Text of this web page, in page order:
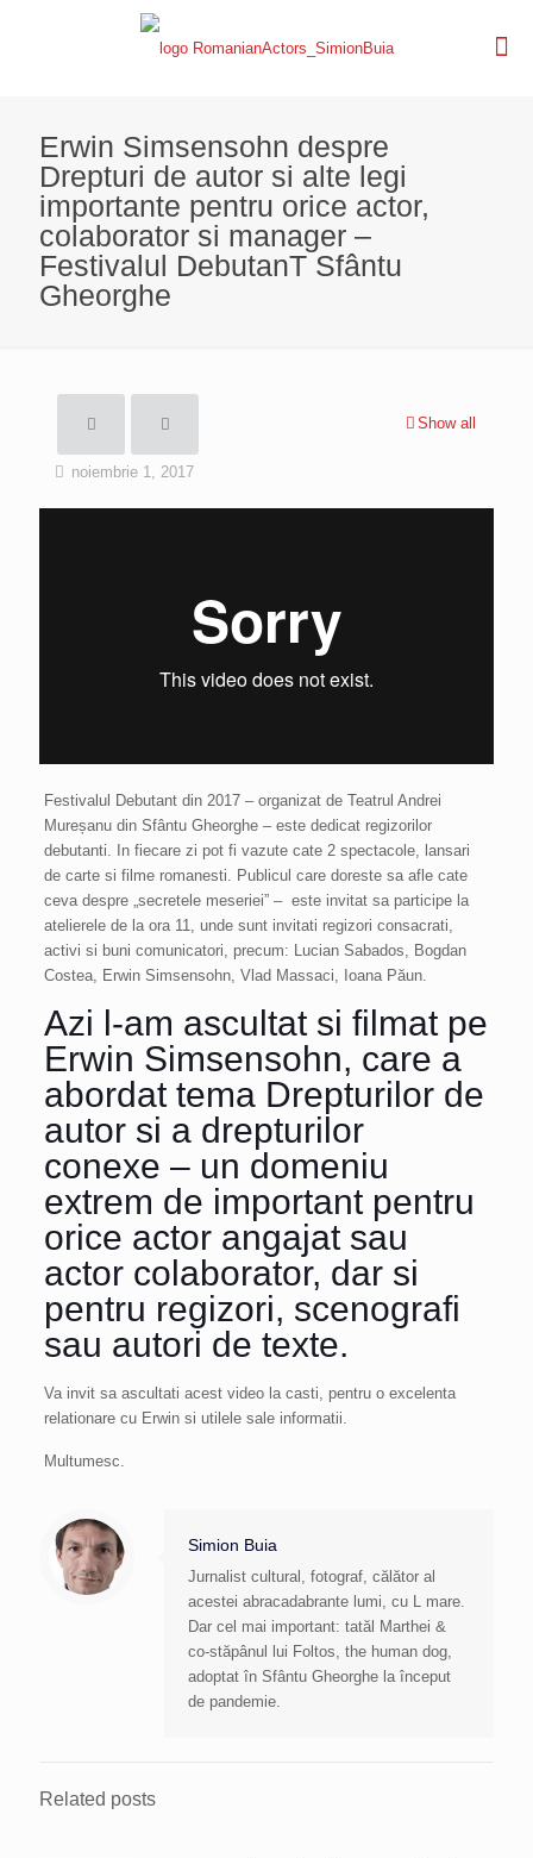
Erwin Simsensohn despre
Drepturi de autor si alte legi
importante pentru orice actor,
colaborator si manager –
Festivalul DebutanT Sfântu
Gheorghe
Show all
noiembrie 1, 2017
Festivalul Debutant din 2017 – organizat de Teatrul Andrei
Mureșanu din Sfântu Gheorghe – este dedicat regizorilor
debutanti. In fiecare zi pot fi vazute cate 2 spectacole, lansari
de carte si filme romanesti. Publicul care doreste sa afle cate
ceva despre „secretele meseriei” – este invitat sa participe la
atelierele de la ora 11, unde sunt invitati regizori consacrati,
activi si buni comunicatori, precum: Lucian Sabados, Bogdan
Costea, Erwin Simsensohn, Vlad Massaci, Ioana Păun.
Azi l-am ascultat si filmat pe
Erwin Simsensohn, care a
abordat tema Drepturilor de
autor si a drepturilor
conexe – un domeniu
extrem de important pentru
orice actor angajat sau
actor colaborator, dar si
pentru regizori, scenografi
sau autori de texte.
Va invit sa ascultati acest video la casti, pentru o excelenta
relationare cu Erwin si utilele sale informatii.
Multumesc.
Simion Buia
Jurnalist cultural, fotograf, călător al
acestei abracadabrante lumi, cu L mare.
Dar cel mai important: tatăl Marthei &
co-stăpânul lui Foltos, the human dog,
adoptat în Sfântu Gheorghe la început
de pandemie.
Related posts